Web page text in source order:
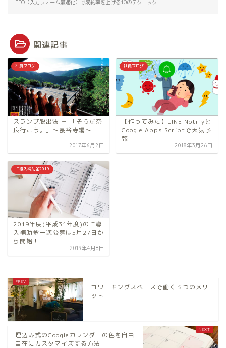
EFO（入力フォーム最適化）で成約率を上げる10のテクニック
関連記事
社員ブログ
スランプ脱出法 － 「そうだ奈
良行こう。」～長谷寺編～
2017年6月2日
社員ブログ
【作ってみた】LINE Notifyと
Google Apps Scriptで天気予
報
2018年3月26日
IT導入補助金2019
2019年度(平成31年度)のIT導
入補助金一次公募は5月27日か
ら開始！
2019年4月8日
コワーキングスペースで働く３つのメリ
ット
埋込み式のGoogleカレンダーの色を自由
自在にカスタマイズする方法